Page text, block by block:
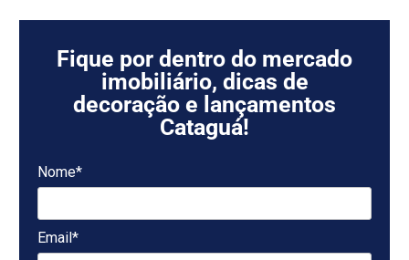
Fique por dentro do mercado
imobiliário, dicas de
decoração e lançamentos
Cataguá!
Nome*
Email*